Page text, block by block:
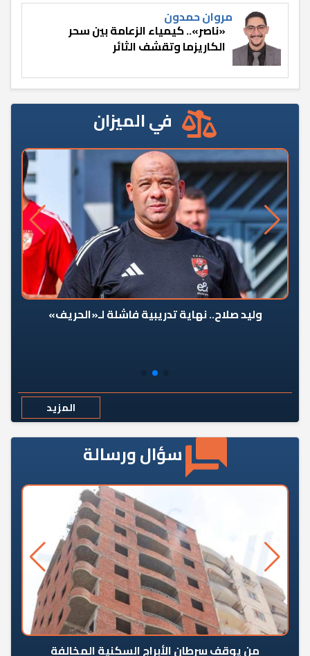
مروان حمدون
«ناصر».. كيمياء الزعامة بين سحر
الكاريزما وتقشف الثائر
في الميزان
وليد صلاح.. نهاية تدريبية فاشلة لـ«الحريف»
المزيد
سؤال ورسالة
من يوقف سرطان الأبراج السكنية المخالفة